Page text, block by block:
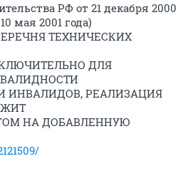
РФ от 21 декабря 2000
мая 2001 года)
ТЕХНИЧЕСКИХ
ДЛЯ
ИНВАЛИДОВ, РЕАЛИЗАЦИЯ
НА ДОБАВЛЕННУЮ